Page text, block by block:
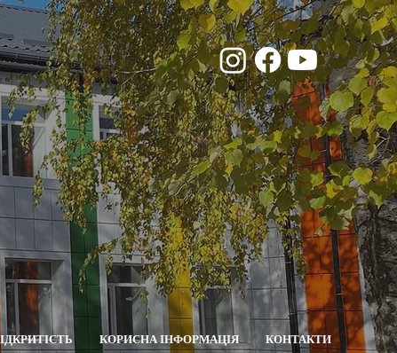
КОРИСНА ІНФОРМАЦІЯ КОНТАКТИ